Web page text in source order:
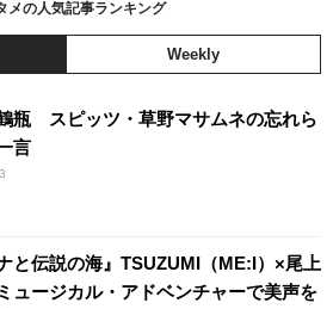
メの人気記事ランキング
Weekly
瓶 スピッツ・草野マサムネの忘れら
言
と伝説の海』TSUZUMI（ME:I）×尾上
ュージカル・アドベンチャーで美声を